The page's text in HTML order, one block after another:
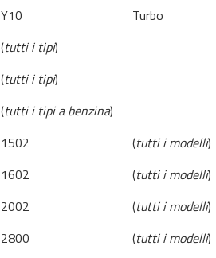
Y10
Turbo
(tutti i tipi)
(tutti i tipi)
(tutti i tipi a benzina)
1502 (tutti i modelli)
1602 (tutti i modelli)
2002 (tutti i modelli)
2800 (tutti i modelli)